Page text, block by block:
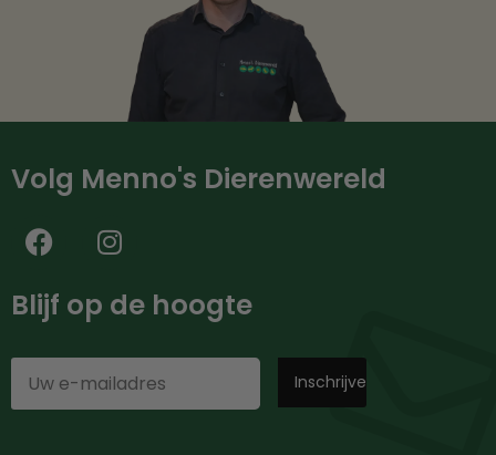
Volg Menno's Dierenwereld
Blijf op de hoogte